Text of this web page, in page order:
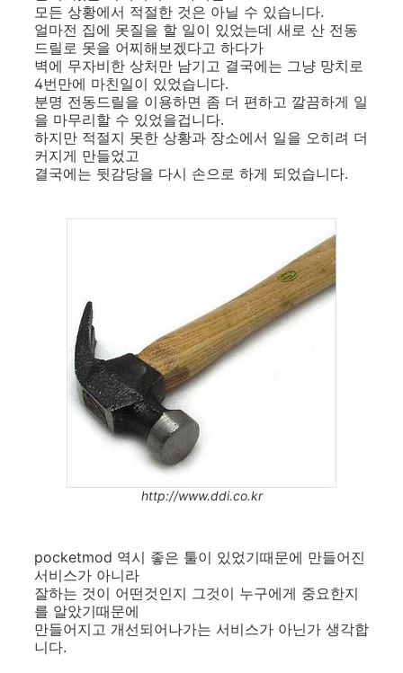
모든 상황에서 적절한 것은 아닐 수 있습니다.
얼마전 집에 못질을 할 일이 있었는데 새로 산 전동
드릴로 못을 어찌해보겠다고 하다가
벽에 무자비한 상처만 남기고 결국에는 그냥 망치로
4번만에 마친일이 있었습니다.
분명 전동드릴을 이용하면 좀 더 편하고 깔끔하게 일
을 마무리할 수 있었을겁니다.
하지만 적절지 못한 상황과 장소에서 일을 오히려 더
커지게 만들었고
결국에는 뒷감당을 다시 손으로 하게 되었습니다.
http://www.ddi.co.kr
pocketmod 역시 좋은 툴이 있었기때문에 만들어진
서비스가 아니라
잘하는 것이 어떤것인지 그것이 누구에게 중요한지
를 알았기때문에
만들어지고 개선되어나가는 서비스가 아닌가 생각합
니다.